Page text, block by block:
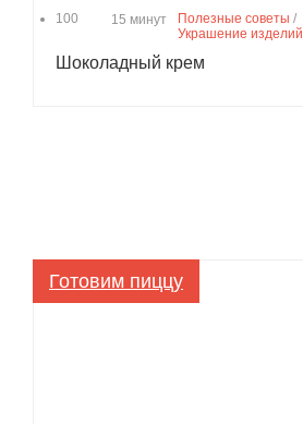
100 15 минут Полезные советы /
Украшение изделий
Шоколадный крем
Готовим пиццу